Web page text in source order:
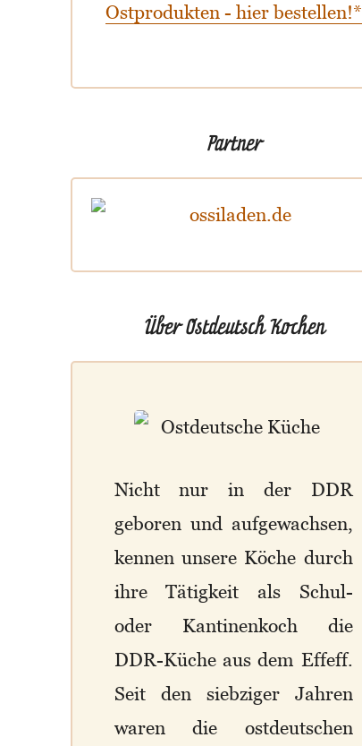
Ostprodukten - hier bestellen!*
Partner
Über Ostdeutsch Kochen
Nicht nur in der DDR
geboren und aufgewachsen,
kennen unsere Köche durch
ihre Tätigkeit als Schul-
oder Kantinenkoch die
DDR-Küche aus dem Effeff.
Seit den siebziger Jahren
waren die ostdeutschen